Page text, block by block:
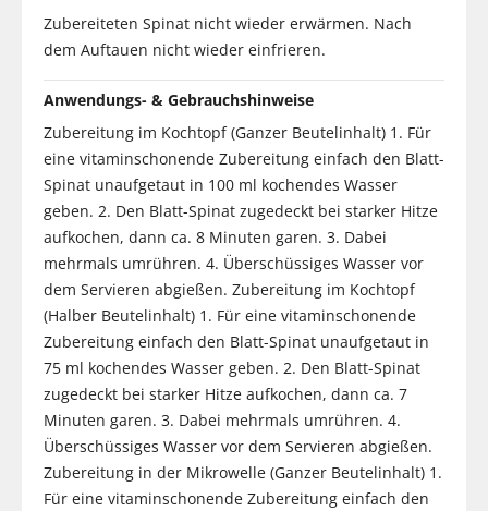
Zubereiteten Spinat nicht wieder erwärmen. Nach
dem Auftauen nicht wieder einfrieren.
Anwendungs- & Gebrauchshinweise
Zubereitung im Kochtopf (Ganzer Beutelinhalt) 1. Für
eine vitaminschonende Zubereitung einfach den Blatt-
Spinat unaufgetaut in 100 ml kochendes Wasser
geben. 2. Den Blatt-Spinat zugedeckt bei starker Hitze
aufkochen, dann ca. 8 Minuten garen. 3. Dabei
mehrmals umrühren. 4. Überschüssiges Wasser vor
dem Servieren abgießen. Zubereitung im Kochtopf
(Halber Beutelinhalt) 1. Für eine vitaminschonende
Zubereitung einfach den Blatt-Spinat unaufgetaut in
75 ml kochendes Wasser geben. 2. Den Blatt-Spinat
zugedeckt bei starker Hitze aufkochen, dann ca. 7
Minuten garen. 3. Dabei mehrmals umrühren. 4.
Überschüssiges Wasser vor dem Servieren abgießen.
Zubereitung in der Mikrowelle (Ganzer Beutelinhalt) 1.
Für eine vitaminschonende Zubereitung einfach den